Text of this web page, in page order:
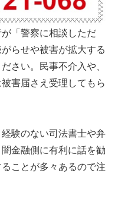
「警察に相談しただ
らせや被害が拡大する
さい。民事不介入や、
害届さえ受理してもら
験のない司法書士や弁
金融側に有利に話を勧
ことが多々あるので注